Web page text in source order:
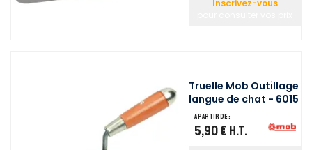
Inscrivez-vous
Truelle Mob Outillage
langue de chat - 6015
A partir de :
5,90 € H.T.